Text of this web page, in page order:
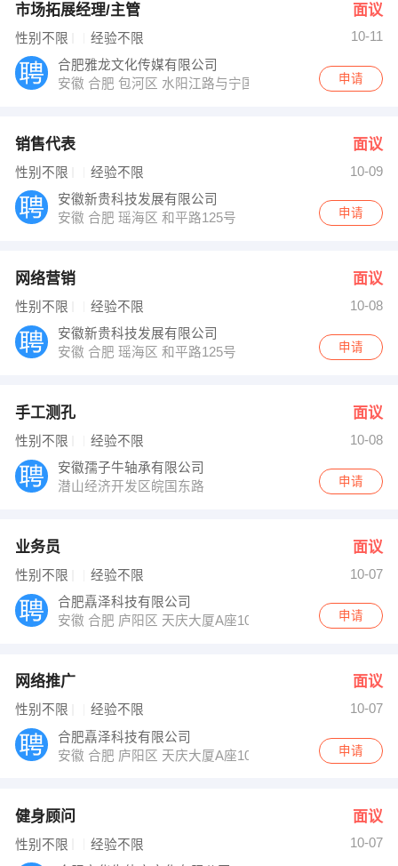
市场拓展经理/主管 面议
性别不限 经验不限
10-11
合肥雅龙文化传媒有限公司
安徽 合肥 包河区 水阳江路与宁国南路交口壘街三期A栋
申请
销售代表 面议
性别不限 经验不限
10-09
安徽新贵科技发展有限公司
安徽 合肥 瑶海区 和平路125号
申请
网络营销 面议
性别不限 经验不限
10-08
安徽新贵科技发展有限公司
安徽 合肥 瑶海区 和平路125号
申请
手工测孔 面议
性别不限 经验不限
10-08
安徽孺子牛轴承有限公司
潜山经济开发区皖国东路
申请
业务员 面议
性别不限 经验不限
10-07
合肥嚞泽科技有限公司
安徽 合肥 庐阳区 天庆大厦A座1012
申请
网络推广 面议
性别不限 经验不限
10-07
合肥嚞泽科技有限公司
安徽 合肥 庐阳区 天庆大厦A座1012
申请
健身顾问 面议
性别不限 经验不限
10-07